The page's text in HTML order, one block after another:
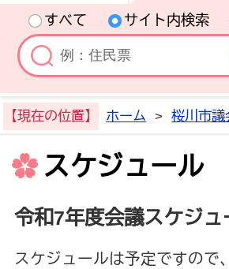
すべて
サイト内検索
【現在の位置】 ホーム > 桜川市議
スケジュール
令和7年度会議スケジュ
スケジュールは予定ですので